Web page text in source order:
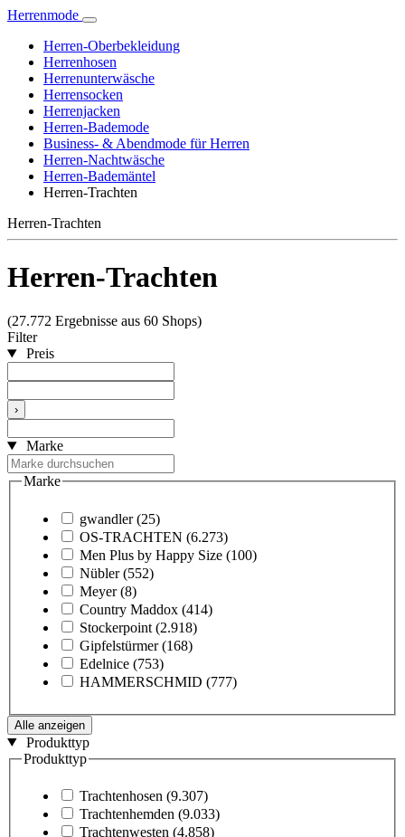
Herrenmode
Herren-Oberbekleidung
Herrenhosen
Herrenunterwäsche
Herrensocken
Herrenjacken
Herren-Bademode
Business- & Abendmode für Herren
Herren-Nachtwäsche
Herren-Bademäntel
Herren-Trachten
Herren-Trachten
Herren-Trachten
(27.772 Ergebnisse aus 60 Shops)
Filter
Preis
›
Marke
Marke
gwandler (25)
OS-TRACHTEN (6.273)
Men Plus by Happy Size (100)
Nübler (552)
Meyer (8)
Country Maddox (414)
Stockerpoint (2.918)
Gipfelstürmer (168)
Edelnice (753)
HAMMERSCHMID (777)
Alle anzeigen
Produkttyp
Produkttyp
Trachtenhosen (9.307)
Trachtenhemden (9.033)
Trachtenwesten (4.858)